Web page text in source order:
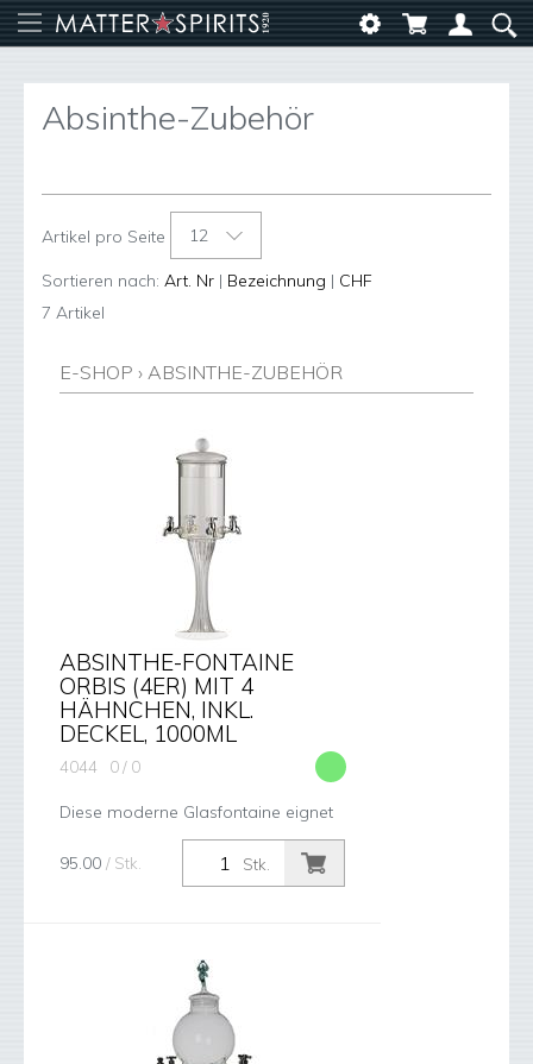
Absinthe-Zubehör
Artikel pro Seite 12
Sortieren nach: Art. Nr | Bezeichnung | CHF
7 Artikel
E-SHOP › ABSINTHE-ZUBEHÖR
ABSINTHE-FONTAINE
ORBIS (4ER) MIT 4
HÄHNCHEN, INKL.
DECKEL, 1000ML
4044 0 / 0
Diese moderne Glasfontaine eignet
sich besonders für den täglichen
Einsatz, da sie viel Funktionalität
bietet. 4 silberfarbene Hähne aus
Stk.
95.00 / Stk.